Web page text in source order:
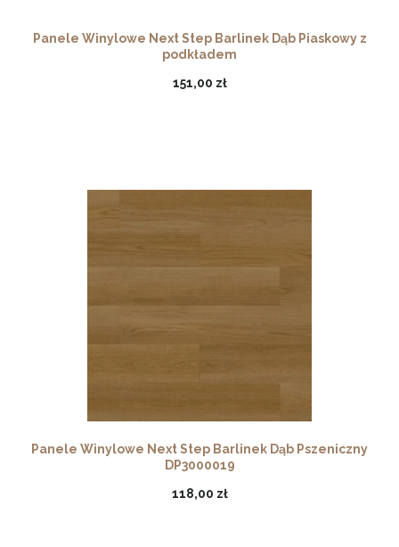
Panele Winylowe Next Step Barlinek Dąb Piaskowy z
podkładem
151,00 zł
Panele Winylowe Next Step Barlinek Dąb Pszeniczny
DP3000019
118,00 zł